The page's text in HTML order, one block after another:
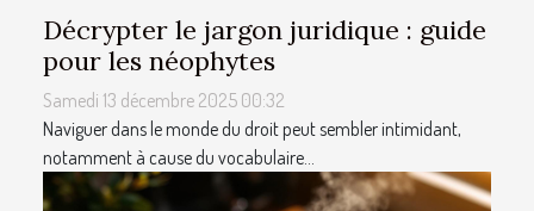
Décrypter le jargon juridique : guide
pour les néophytes
Samedi 13 décembre 2025 00:32
Naviguer dans le monde du droit peut sembler intimidant,
notamment à cause du vocabulaire...